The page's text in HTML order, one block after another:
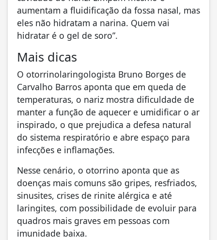
aumentam a fluidificação da fossa nasal, mas
eles não hidratam a narina. Quem vai
hidratar é o gel de soro”.
Mais dicas
O otorrinolaringologista Bruno Borges de
Carvalho Barros aponta que em queda de
temperaturas, o nariz mostra dificuldade de
manter a função de aquecer e umidificar o ar
inspirado, o que prejudica a defesa natural
do sistema respiratório e abre espaço para
infecções e inflamações.
Nesse cenário, o otorrino aponta que as
doenças mais comuns são gripes, resfriados,
sinusites, crises de rinite alérgica e até
laringites, com possibilidade de evoluir para
quadros mais graves em pessoas com
imunidade baixa.